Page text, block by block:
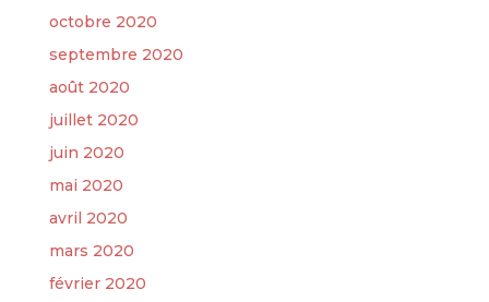
octobre 2020
septembre 2020
août 2020
juillet 2020
juin 2020
mai 2020
avril 2020
mars 2020
février 2020